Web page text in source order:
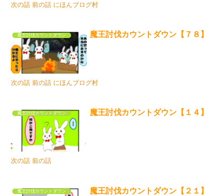
次の話 前の話 にほんブログ村
魔王討伐カウントダウン 魔王討伐カウントダウン【７８】
次の話 前の話 にほんブログ村
魔王討伐カウントダウン 魔王討伐カウントダウン【１４】
次の話 前の話
魔王討伐カウントダウン 魔王討伐カウントダウン【２１】